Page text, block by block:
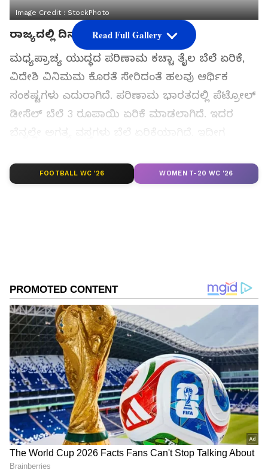
Image Credit :StockPhoto
ರಾಜ್ಯದಲ್ಲಿ ದಿನಸಿ ಬೆಲೆ ಏರಿಕೆ
ಮಧ್ಯಪ್ರಾಚ್ಯ ಯುದ್ಧದ ಪರಿಣಾಮ ಕಚ್ಚಾ ತೈಲ ಬೆಲೆ ಏರಿಕೆ,
ವಿದೇಶಿ ವಿನಿಮಮ ಕೊರತೆ ಸೇರಿದಂತೆ ಹಲವು ಆರ್ಥಿಕ
ಸಂಕಷ್ಟಗಳು ಎದುರಾಗಿದೆ. ಪರಿಣಾಮ ಭಾರತದಲ್ಲಿ ಪೆಟ್ರೋಲ್
ಡೀಸೆಲ್ ಬೆಲೆ 3 ರೂಪಾಯಿ ಏರಿಕೆ ಮಾಡಲಾಗಿದೆ. ಇದರ
2
Read Full Gallery
FOOTBALL WC '26 WOMEN T-20 WC '26